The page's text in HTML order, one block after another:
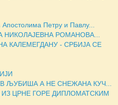
Петру и Павлу...
РОМАНОВА...
КАЛЕМЕГДАНУ - СРБИЈА СЕ
ЉУБИША А НЕ СНЕЖАНА КУЧ...
ЦРНЕ ГОРЕ ДИПЛОМАТСКИМ